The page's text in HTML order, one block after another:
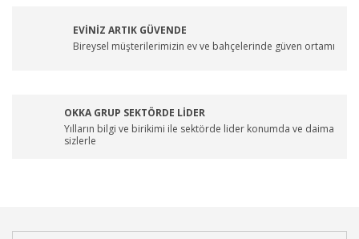
EVİNİZ ARTIK GÜVENDE
Bireysel müşterilerimizin ev ve bahçelerinde güven ortamı
OKKA GRUP SEKTÖRDE LİDER
Yılların bilgi ve birikimi ile sektörde lider konumda ve daima
sizlerle